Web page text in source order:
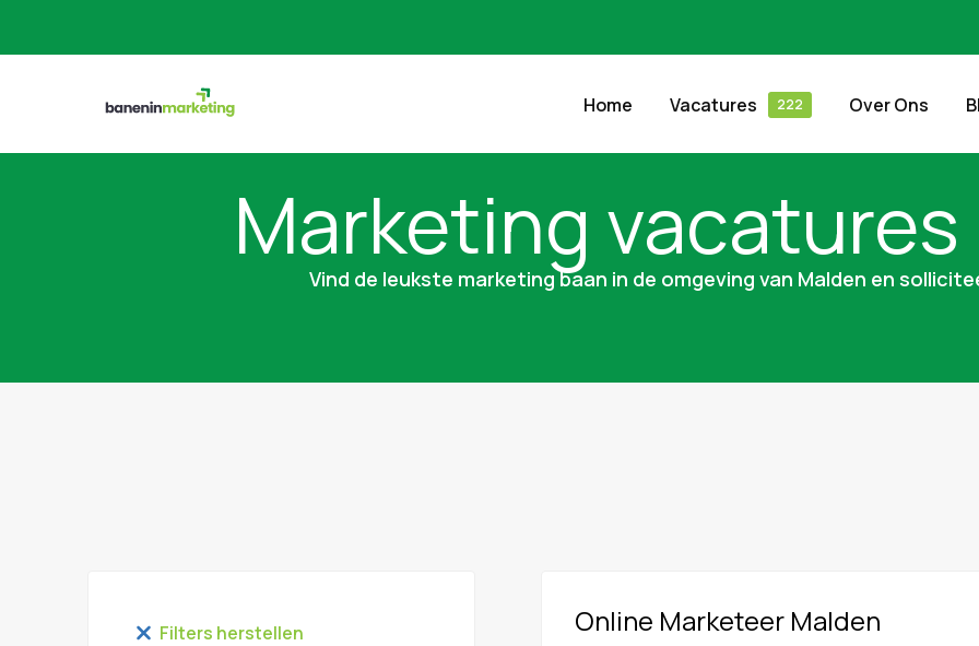
Home Vacatures Over Ons
Marketing vacatures
Vind de leukste marketing baan in de omgeving van Malden en
Filters herstellen Online Marketeer Malden